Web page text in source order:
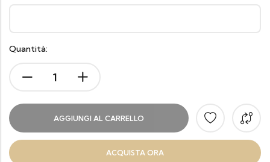
Quantità:
AGGIUNGI AL CARRELLO
ACQUISTA ORA